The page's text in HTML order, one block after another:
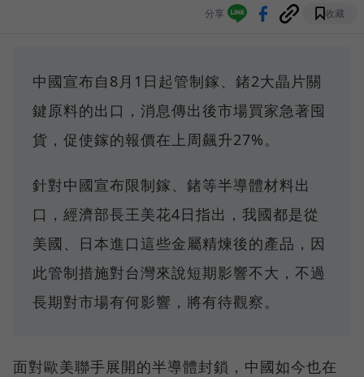
分享 收藏
中國宣布自8月1日起管制鎵、鍺2大晶片關
鍵原料的出口，消息傳出後市場買家急著囤
貨，促使鎵的報價在上周飆升27%。
針對中國宣布限制鎵、鍺等半導體材料出
口，經濟部長王美花4日指出，我國都是從
美國、日本進口這些金屬精煉後的產品，因
此管制措施對台灣來說短期影響不大，不過
長期對市場有何影響，將有待觀察。
面對歐美聯手展開的半導體封鎖，中國如今也在